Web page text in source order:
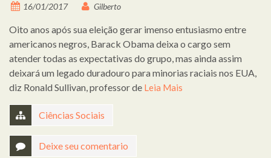
16/01/2017 Gilberto
Oito anos após sua eleição gerar imenso entusiasmo entre
americanos negros, Barack Obama deixa o cargo sem
atender todas as expectativas do grupo, mas ainda assim
deixará um legado duradouro para minorias raciais nos EUA,
diz Ronald Sullivan, professor de Leia Mais
Ciências Sociais
Deixe seu comentario